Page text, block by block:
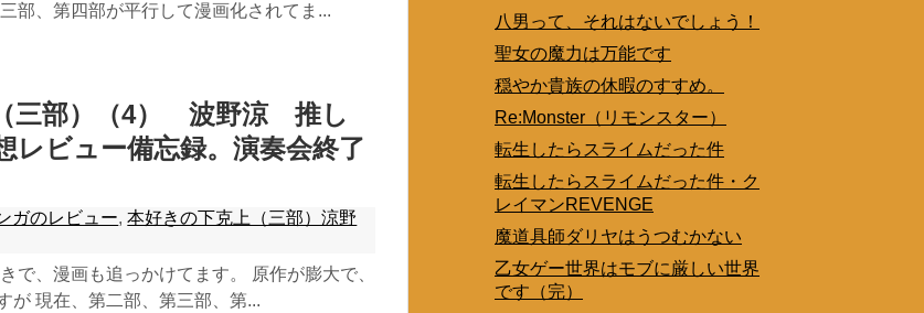
部、第四部が平行して漫画化されてま...
三部）（4） 波野涼 推し
レビュー備忘録。演奏会終了
ガのレビュー,本好きの下克上（三部）涼野
で、漫画も追っかけてます。 原作が膨大で、
が 現在、第二部、第三部、第...
八男って、それはないでしょう！
聖女の魔力は万能です
穏やか貴族の休暇のすすめ。
Re:Monster（リモンスター）
転生したらスライムだった件
転生したらスライムだった件・ク
レイマンREVENGE
魔道具師ダリヤはうつむかない
乙女ゲー世界はモブに厳しい世界
です（完）